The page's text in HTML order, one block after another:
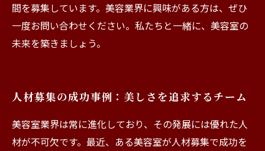
間を募集しています。美容業界に興味がある方は、ぜひ
一度お問い合わせください。私たちと一緒に、美容室の
未来を築きましょう。
人材募集の成功事例：美しさを追求するチーム
美容室業界は常に進化しており、その発展には優れた人
材が不可欠です。最近、ある美容室が人材募集で成功を